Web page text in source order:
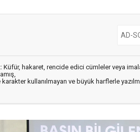
Küfür, hakaret, rencide edici cümleler veya
karakter kullanılmayan ve büyük harflerle